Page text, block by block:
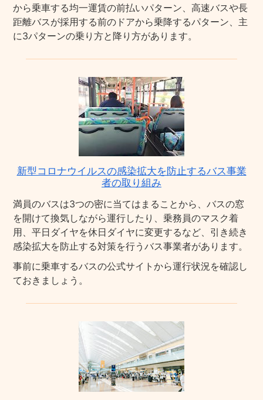
から乗車する均一運賃の前払いパターン、高速バスや長
距離バスが採用する前のドアから乗降するパターン、主
に3パターンの乗り方と降り方があります。
新型コロナウイルスの感染拡大を防止するバス事業
者の取り組み
満員のバスは3つの密に当てはまることから、バスの窓
を開けて換気しながら運行したり、乗務員のマスク着
用、平日ダイヤを休日ダイヤに変更するなど、引き続き
感染拡大を防止する対策を行うバス事業者があります。
事前に乗車するバスの公式サイトから運行状況を確認し
ておきましょう。